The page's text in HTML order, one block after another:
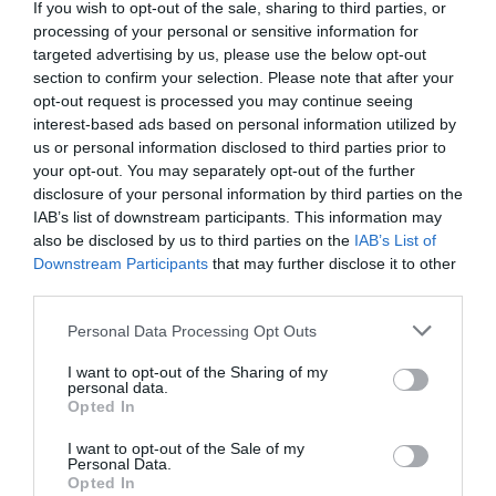
If you wish to opt-out of the sale, sharing to third parties, or
processing of your personal or sensitive information for
targeted advertising by us, please use the below opt-out
section to confirm your selection. Please note that after your
opt-out request is processed you may continue seeing
interest-based ads based on personal information utilized by
us or personal information disclosed to third parties prior to
your opt-out. You may separately opt-out of the further
disclosure of your personal information by third parties on the
IAB’s list of downstream participants. This information may
also be disclosed by us to third parties on the IAB’s List of
Downstream Participants that may further disclose it to other
Personal Data Processing Opt Outs
I want to opt-out of the Sharing of my
personal data.
Opted In
I want to opt-out of the Sale of my
Personal Data.
Opted In
contar con infraestructuras hospitalarias capaces de
atender cuadros complejos y de gestionar la situación sin
generar un riesgo añadido para la población.
Y ahí emerge una paradoja conocida. La llegada de un
barco con sospecha de enfermedad activa temores
inmediatos, pero el riesgo real para la población es
prácticamente inexistente. Los mecanismos de transmisión
del hantavirus, vinculados a los roedores y no al contacto
Lo que queda, entonces, es esa tensión entre la alarma y la
realidad, entre la imagen de un barco detenido, que remite
inevitablemente a otros episodios recientes, y la
evaluación científica que invita a la calma.
Una sociedad
que ha aprendido a temer a los virus necesita ahora